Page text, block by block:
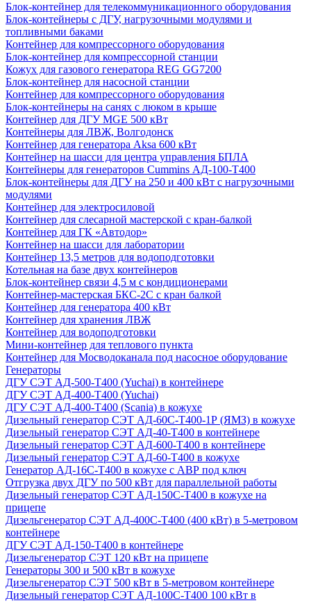
Блок-контейнер для телекоммуникационного оборудования
Блок-контейнеры с ДГУ, нагрузочными модулями и
топливными баками
Контейнер для компрессорного оборудования
Блок-контейнер для компрессорной станции
Кожух для газового генератора REG GG7200
Блок-контейнер для насосной станции
Контейнер для компрессорного оборудования
Блок-контейнеры на санях с люком в крыше
Контейнер для ДГУ MGE 500 кВт
Контейнеры для ЛВЖ, Волгодонск
Контейнер для генератора Aksa 600 кВт
Контейнер на шасси для центра управления БПЛА
Контейнеры для генераторов Cummins АД-100-Т400
Блок-контейнеры для ДГУ на 250 и 400 кВт с нагрузочными
модулями
Контейнер для электросиловой
Контейнер для слесарной мастерской с кран-балкой
Контейнер для ГК «Автодор»
Контейнер на шасси для лаборатории
Контейнер 13,5 метров для водоподготовки
Котельная на базе двух контейнеров
Блок-контейнер связи 4,5 м с кондиционерами
Контейнер-мастерская БКС-2С с кран балкой
Контейнер для генератора 400 кВт
Контейнер для хранения ЛВЖ
Контейнер для водоподготовки
Мини-контейнер для теплового пункта
Контейнер для Мосводоканала под насосное оборудование
Генераторы
ДГУ СЭТ АД-500-Т400 (Yuchai) в контейнере
ДГУ СЭТ АД-400-Т400 (Yuchai)
ДГУ СЭТ АД-400-Т400 (Scania) в кожухе
Дизельный генератор СЭТ АД-60С-Т400-1Р (ЯМЗ) в кожухе
Дизельный генератор СЭТ АД-40-Т400 в контейнере
Дизельный генератор СЭТ АД-600-Т400 в контейнере
Дизельный генератор СЭТ АД-60-Т400 в кожухе
Генератор АД-16С-Т400 в кожухе с АВР под ключ
Отгрузка двух ДГУ по 500 кВт для параллельной работы
Дизельный генератор СЭТ АД-150С-Т400 в кожухе на
прицепе
Дизельгенератор СЭТ АД-400С-Т400 (400 кВт) в 5-метровом
контейнере
ДГУ СЭТ АД-150-Т400 в контейнере
Дизельгенератор СЭТ 120 кВт на прицепе
Генераторы 300 и 500 кВт в кожухе
Дизельгенератор СЭТ 500 кВт в 5-метровом контейнере
Дизельный генератор СЭТ АД-100С-Т400 100 кВт в